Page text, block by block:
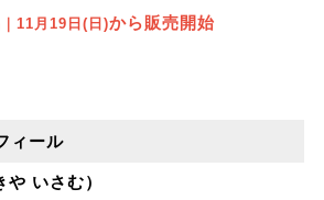
11月19日(日)から販売開始
ィール
いさむ）